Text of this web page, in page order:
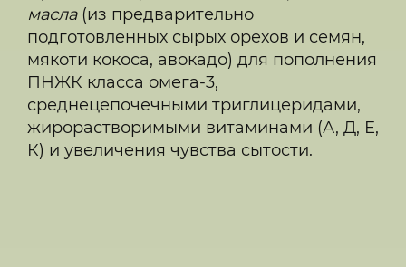
масла(из предварительно
подготовленных сырых орехов и семян,
мякоти кокоса, авокадо) для пополнения
ПНЖК класса омега-3,
среднецепочечными триглицеридами,
жирорастворимыми витаминами (А, Д, Е,
К) и увеличения чувства сытости.